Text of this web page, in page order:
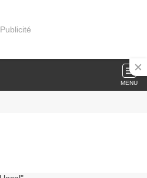
Publicité
MENU